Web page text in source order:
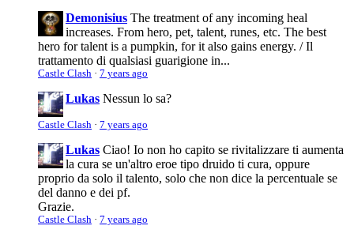
Demonisius The treatment of any incoming heal
increases. From hero, pet, talent, runes, etc. The best
hero for talent is a pumpkin, for it also gains energy. / Il
trattamento di qualsiasi guarigione in...
Castle Clash · 7 years ago
Lukas Nessun lo sa?
Castle Clash · 7 years ago
Lukas Ciao! Io non ho capito se rivitalizzare ti aumenta
la cura se un'altro eroe tipo druido ti cura, oppure
proprio da solo il talento, solo che non dice la percentuale se
del danno e dei pf.
Grazie.
Castle Clash · 7 years ago